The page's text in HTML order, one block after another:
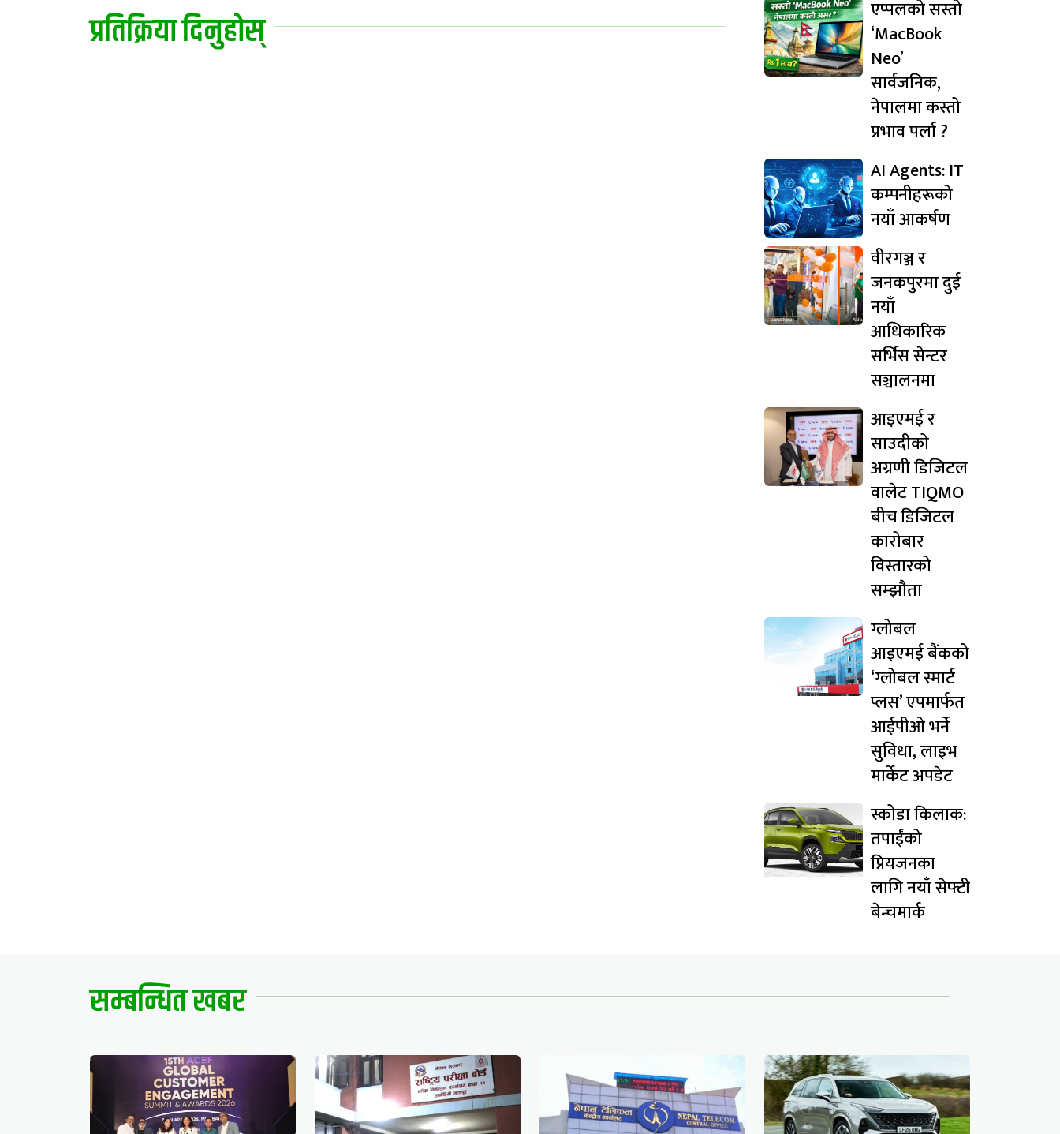
प्रतिक्रिया दिनुहोस्
एप्पलको सस्तो
‘MacBook
Neo’
सार्वजनिक,
नेपालमा कस्तो
प्रभाव पर्ला ?
AI Agents: IT
कम्पनीहरूको
नयाँ आकर्षण
वीरगञ्ज र
जनकपुरमा दुई
नयाँ
आधिकारिक
सर्भिस सेन्टर
सञ्चालनमा
आइएमई र
साउदीको
अग्रणी डिजिटल
वालेट TIQMO
बीच डिजिटल
कारोबार
विस्तारको
सम्झौता
ग्लोबल
आइएमई बैंकको
‘ग्लोबल स्मार्ट
प्लस’ एपमार्फत
आईपीओ भर्ने
सुविधा, लाइभ
मार्केट अपडेट
स्कोडा किलाक:
तपाईंको
प्रियजनका
लागि नयाँ सेफ्टी
बेन्चमार्क
सम्बन्धित खबर